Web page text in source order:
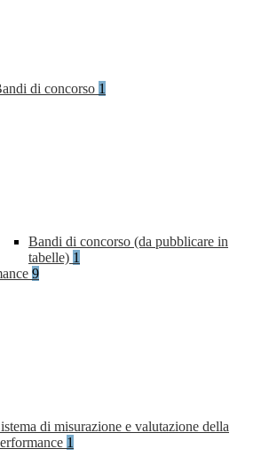
di concorso 1
Bandi di concorso (da pubblicare in
tabelle) 1
9
di misurazione e valutazione della
1